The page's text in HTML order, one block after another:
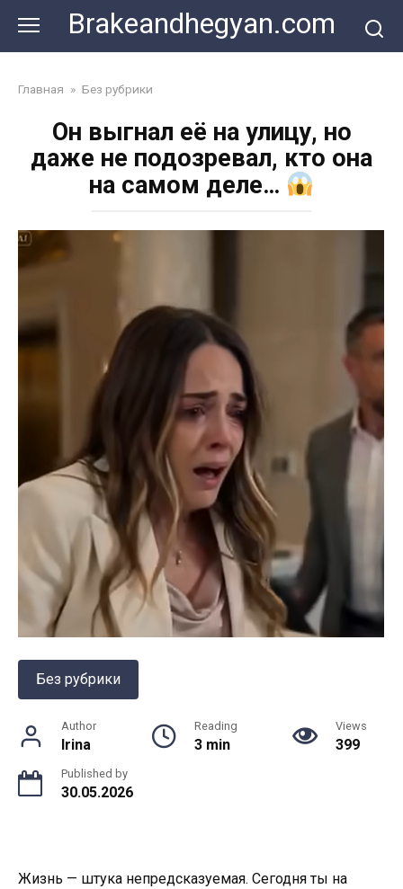
content
Brakeandhegyan.com
Главная » Без рубрики
Он выгнал её на улицу, но
даже не подозревал, кто она
на самом деле…
Без рубрики
Author
Irina
Reading
3 min
Views
399
Published by
30.05.2026
Жизнь — штука непредсказуемая. Сегодня ты на